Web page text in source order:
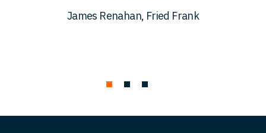
James Renahan, Fried Frank